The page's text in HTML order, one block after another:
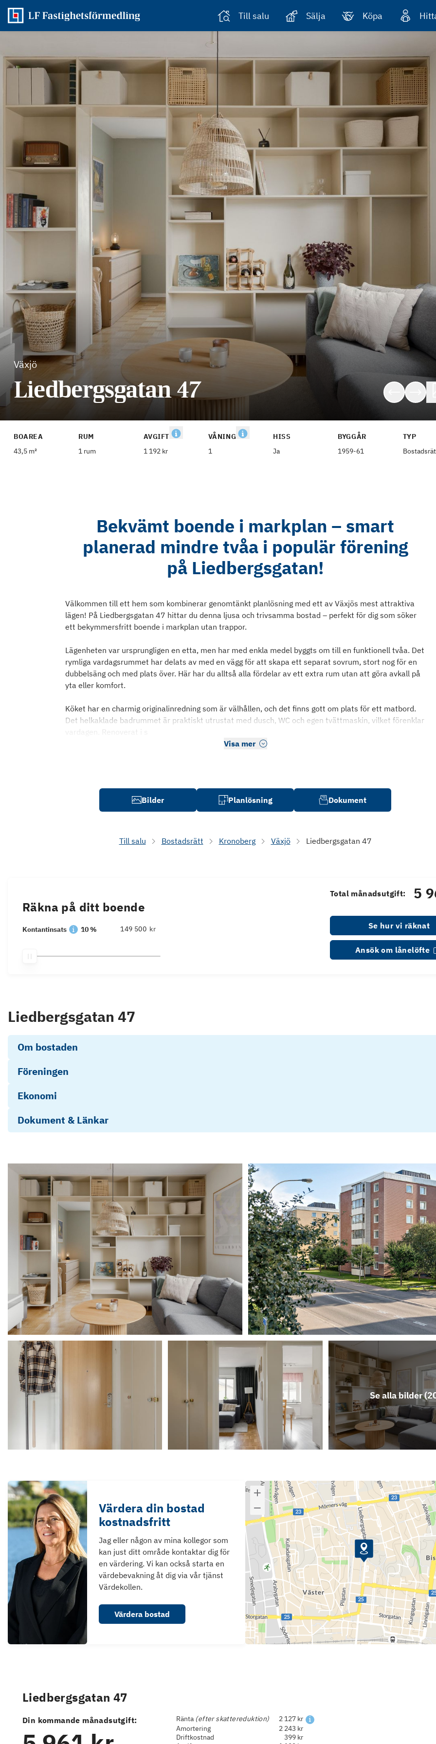
Till salu Sälja Köpa
Växjö
Liedbergsgatan 47
BOAREA
43,5 m²
RUM
1 rum
AVGIFT
1 192 kr
VÅNING
1
HISS
Ja
BYGGÅR
1959-61
TYP
Bekvämt boende i markplan – smart
planerad mindre tvåa i populär förening
på Liedbergsgatan!
Välkommen till ett hem som kombinerar genomtänkt planlösning med ett av Växjös mest attraktiva
lägen! På Liedbergsgatan 47 hittar du denna ljusa och trivsamma bostad – perfekt för dig som söker
ett bekymmersfritt boende i markplan utan trappor.
Lägenheten var ursprungligen en etta, men har med enkla medel byggts om till en funktionell tvåa. Det
rymliga vardagsrummet har delats av med en vägg för att skapa ett separat sovrum, stort nog för en
dubbelsäng och med plats över. Här har du alltså alla fördelar av ett extra rum utan att göra avkall på
yta eller komfort.
Köket har en charmig originalinredning som är välhållen, och det finns gott om plats för ett matbord.
Det helkaklade badrummet är praktiskt utrustat med dusch, WC och egen tvättmaskin, vilket förenklar
vardagen. Renoverat i s
Visa mer
Bilder Planlösning Dokument
Till salu Bostadsrätt Kronoberg Växjö Liedbergsgatan 47
Räkna på ditt boende
Kontantinsats 10 % kr
Total månadsutgift: 5
Se hur vi räknat
Ansök om lånelöfte
Liedbergsgatan 47
Om bostaden
Föreningen
Ekonomi
Dokument & Länkar
Årsredovisning 2025
Objektsbeskrivning
Se alla bilder (
Värdera din bostad
kostnadsfritt
Jag eller någon av mina kollegor som
kan just ditt område kontaktar dig för
en värdering. Vi kan också starta en
värdebevakning åt dig via vår tjänst
Värdekollen.
Värdera bostad
Liedbergsgatan 47
Din kommande månadsutgift: Ränta (efter skattereduktion)
2 127 kr
Amortering
2 243 kr
Driftkostnad
399 kr